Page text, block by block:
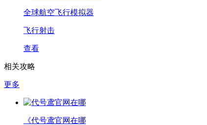
全球航空飞行模拟器
飞行射击
查看
相关攻略
更多
《代号鸢官网在哪